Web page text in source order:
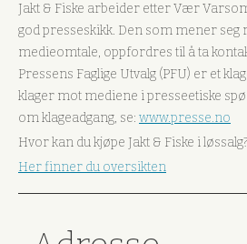
Jakt & Fiske arbeider etter Vær
god presseskikk. Den som mener
medieomtale, oppfordres til å ta
Pressens Faglige Utvalg (PFU) er et
klager mot mediene i presseetiske
om klageadgang, se: www.presse.no
Hvor kan du kjøpe Jakt & Fiske i løssalg?
Her finner du oversikten